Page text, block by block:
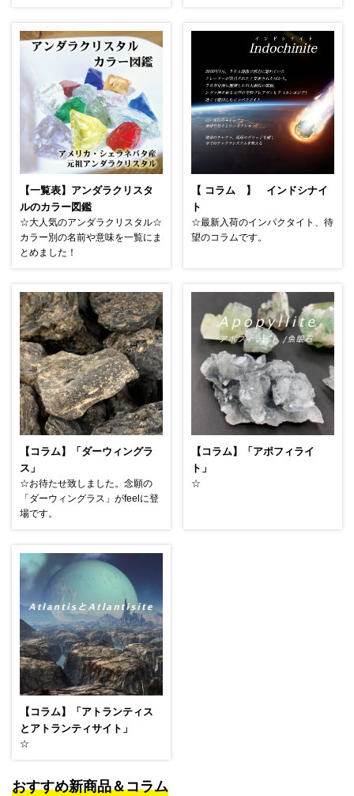
【一覧表】アンダラクリスタ
ルのカラー図鑑
☆大人気のアンダラクリスタル☆
カラー別の名前や意味を一覧にま
とめました！
【 コラム 】 インドシナイ
ト
☆最新入荷のインパクタイト、待
望のコラムです。
【コラム】「ダーウィングラ
ス」
☆お待たせ致しました。念願の
「ダーウィングラス」がfeelに登
場です。
【コラム】「アポフィライ
ト」
☆
【コラム】「アトランティス
とアトランティサイト」
☆
おすすめ新商品＆コラム